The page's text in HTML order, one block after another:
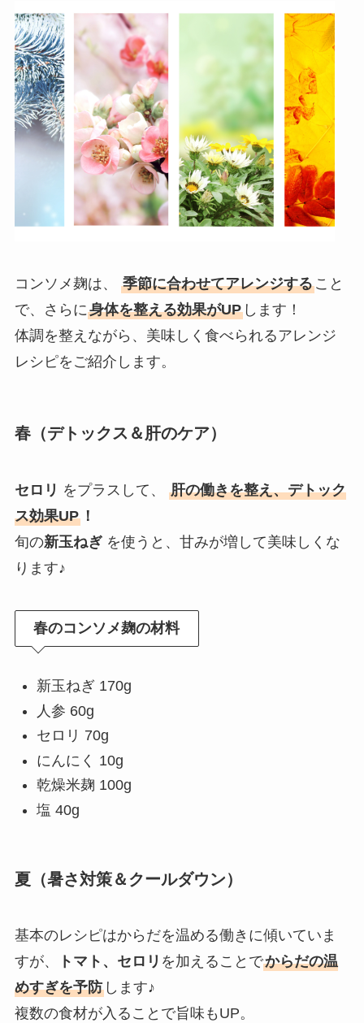
コンソメ麹は、 季節に合わせてアレンジすること
で、さらに身体を整える効果がUPします！
体調を整えながら、美味しく食べられるアレンジ
レシピをご紹介します。
春（デトックス＆肝のケア）
セロリ をプラスして、 肝の働きを整え、デトック
ス効果UP！
旬の新玉ねぎを使うと、甘みが増して美味しくな
ります♪
春のコンソメ麹の材料
新玉ねぎ 170g
人参 60g
セロリ 70g
にんにく 10g
乾燥米麹 100g
塩 40g
夏（暑さ対策＆クールダウン）
基本のレシピはからだを温める働きに傾いていま
すが、
トマト、セロリ を加えることでからだの温
めすぎを予防します♪
複数の食材が入ることで旨味もUP。